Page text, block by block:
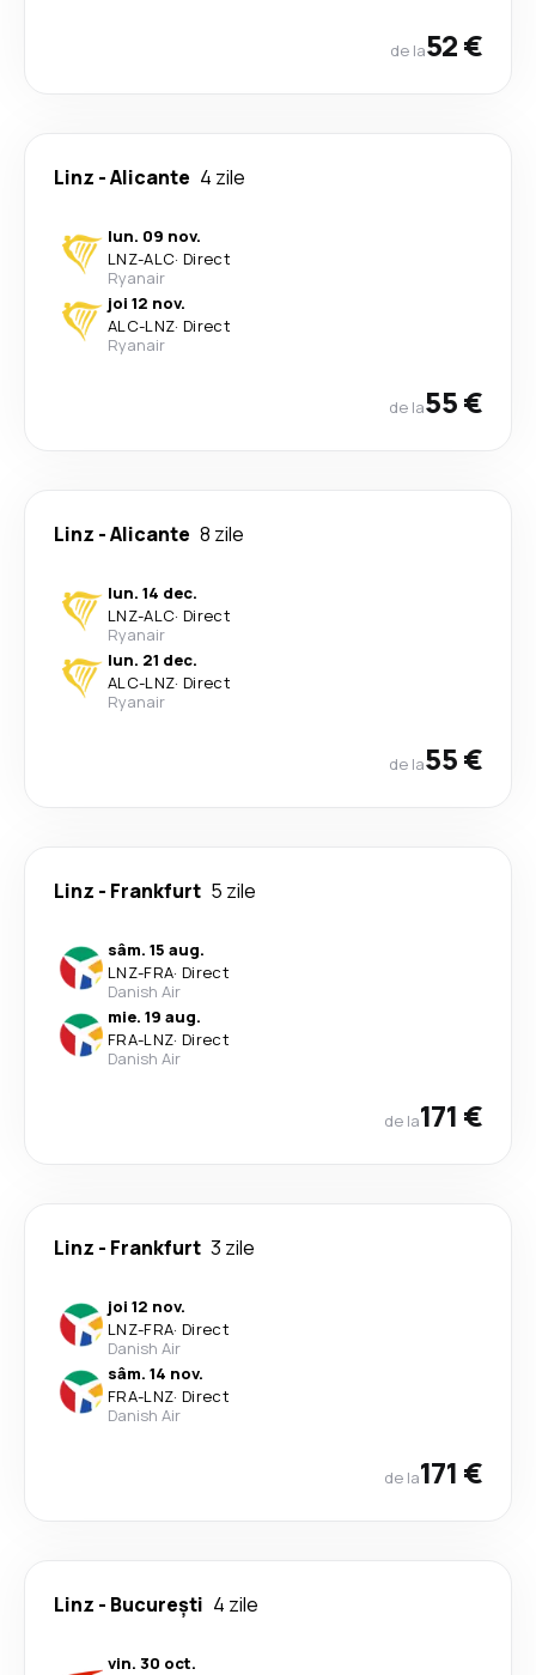
de la52 €
Linz -Alicante 4 zile
lun. 09 nov.
LNZ-ALC· Direct
Ryanair
joi 12 nov.
ALC-LNZ· Direct
Ryanair
de la55 €
Linz -Alicante 8 zile
lun. 14 dec.
LNZ-ALC· Direct
Ryanair
lun. 21 dec.
ALC-LNZ· Direct
Ryanair
de la55 €
Linz - Frankfurt 5 zile
sâm. 15 aug.
LNZ-FRA· Direct
Danish Air
mie. 19 aug.
FRA-LNZ· Direct
Danish Air
de la171 €
Linz - Frankfurt 3 zile
joi 12 nov.
LNZ-FRA· Direct
Danish Air
sâm. 14 nov.
FRA-LNZ· Direct
Danish Air
de la171 €
Linz - București 4 zile
vin. 30 oct.